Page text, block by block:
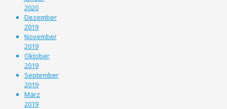
2020
Dezember
2019
November
2019
Oktober
2019
September
2019
März
2019